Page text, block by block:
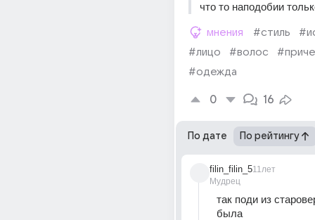
что то наподобии
мнения #стиль
#лицо
#волос
#одежда
0 16
По дате По рейтингу
filin_filin_5
Мудрец
11лет
так поди из
была